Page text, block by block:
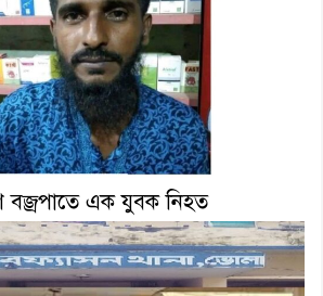
বজ্রপাতে এক যুবক নিহত